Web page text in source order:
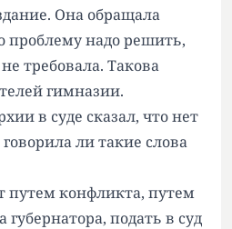
Она обращала
проблему надо решить,
требовала. Такова
гимназии.
в суде сказал, что нет
говорила ли такие слова
путем конфликта, путем
губернатора, подать в суд